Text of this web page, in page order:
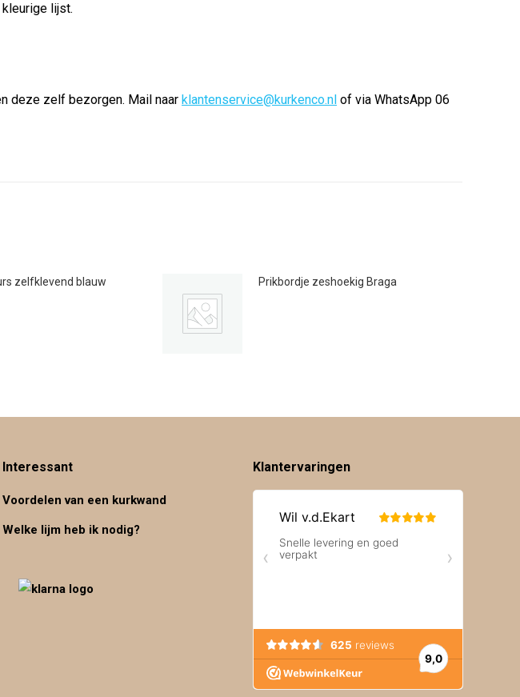
lijst.
deze zelf bezorgen. Mail naar klantenservice@kurkenco.nl of via WhatsApp 06
zelfklevend blauw Prikbordje zeshoekig Braga
Interessant
Voordelen van een kurkwand
Welke lijm heb ik nodig?
Klantervaringen